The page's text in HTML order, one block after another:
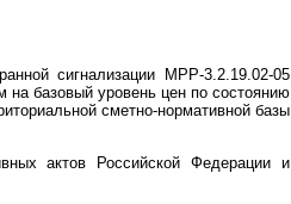
сигнализации МРР-3.2.19.02-05
на базовый уровень цен по состоянию
сметно-нормативной базы
актов Российской Федерации и